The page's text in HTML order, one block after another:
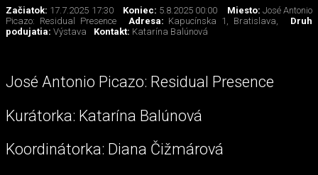
Začiatok: 17.7.2025 17:30 Koniec: 5.8.2025 00:00 Miesto: José Antonio
Picazo: Residual Presence
Adresa: Kapucínska 1, Bratislava,
Druh
podujatia: Výstava Kontakt: Katarína Balúnová
José Antonio Picazo: Residual Presence
Kurátorka: Katarína Balúnová
Koordinátorka: Diana Čižmárová